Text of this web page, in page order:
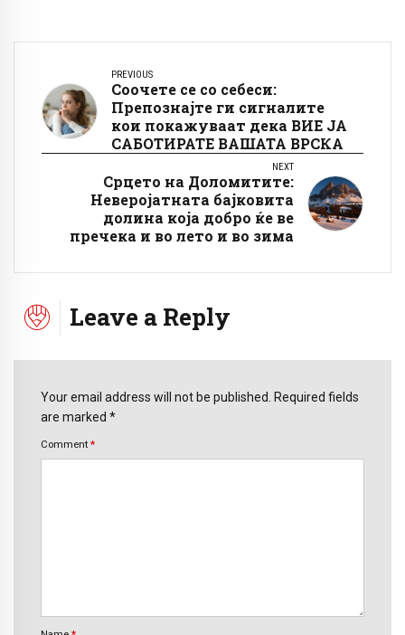
PREVIOUS
Соочете се со себеси:
Препознајте ги сигналите
кои покажуваат дека ВИЕ ЈА
САБОТИРАТЕ ВАШАТА ВРСКА
NEXT
Срцето на Доломитите:
Неверојатната бајковита
долина која добро ќе ве
пречека и во лето и во зима
Leave a Reply
Your email address will not be published. Required fields
are marked *
Comment *